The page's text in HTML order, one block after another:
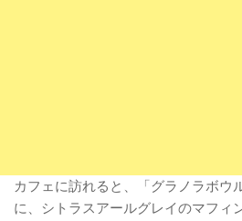
カフェに訪れると、「グラノラボウ
に、シトラスアールグレイのマフィ